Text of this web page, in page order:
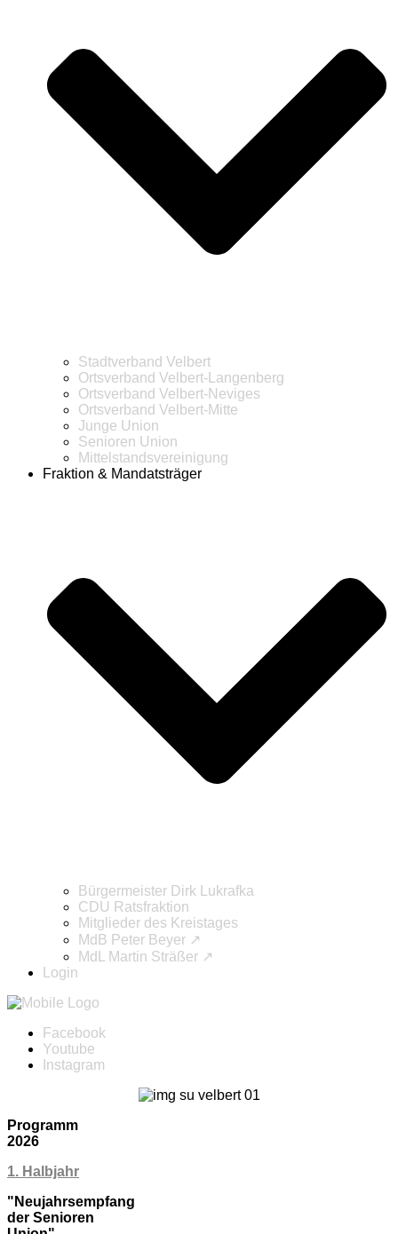
Stadtverband Velbert
Ortsverband Velbert-Langenberg
Ortsverband Velbert-Neviges
Ortsverband Velbert-Mitte
Junge Union
Senioren Union
Mittelstandsvereinigung
Fraktion & Mandatsträger
Bürgermeister Dirk Lukrafka
CDU Ratsfraktion
Mitglieder des Kreistages
MdB Peter Beyer ↗
MdL Martin Sträßer ↗
Login
Facebook
Youtube
Instagram
Programm
2026
1. Halbjahr
"Neujahrsempfang
der Senioren